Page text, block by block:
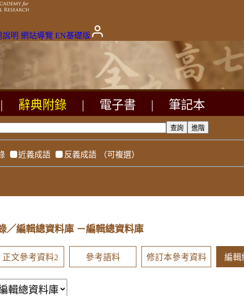
說明 網站導覽 EN基礎版
辭典附錄 電子書 筆記本
近義成語 反義成語 （可複選）
／編輯總資料庫 －編輯總資料庫
正文參考資料2 參考語料 修訂本參考資料 編輯